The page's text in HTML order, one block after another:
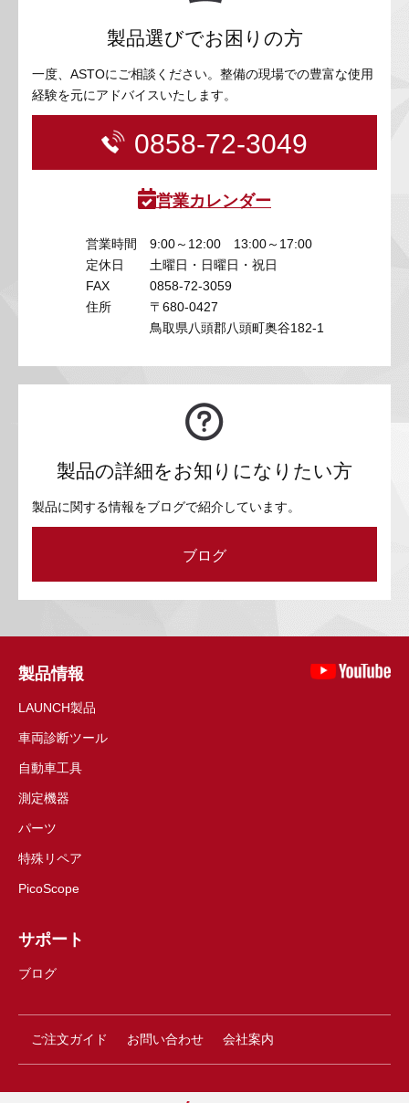
製品選びでお困りの方
一度、ASTOにご相談ください。整備の現場での豊富な使用
経験を元にアドバイスいたします。
0858-72-3049
営業カレンダー
営業時間
9:00～12:00 13:00～17:00
定休日
土曜日・日曜日・祝日
FAX
0858-72-3059
住所
〒680-0427
鳥取県八頭郡八頭町奥谷182-1
製品の詳細をお知りになりたい方
製品に関する情報をブログで紹介しています。
ブログ
製品情報
LAUNCH製品
車両診断ツール
自動車工具
測定機器
パーツ
特殊リペア
PicoScope
サポート
ブログ
ご注文ガイド お問い合わせ 会社案内